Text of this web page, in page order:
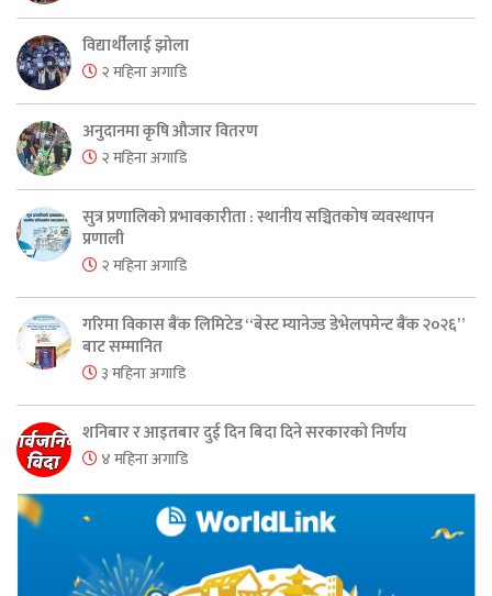
विद्यार्थीलाई झोला
२ महिना अगाडि
अनुदानमा कृषि औजार वितरण
२ महिना अगाडि
सुत्र प्रणालिको प्रभावकारीता : स्थानीय सञ्चितकोष व्यवस्थापन
प्रणाली
२ महिना अगाडि
गरिमा विकास बैंक लिमिटेड “बेस्ट म्यानेज्ड डेभेलपमेन्ट बैंक २०२६”
बाट सम्मानित
३ महिना अगाडि
शनिबार र आइतबार दुई दिन बिदा दिने सरकारको निर्णय
४ महिना अगाडि